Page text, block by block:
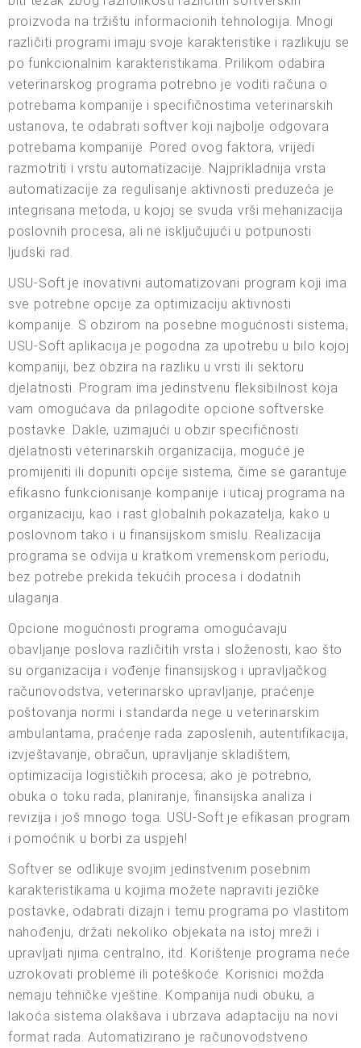
proizvoda na tržištu informacionih tehnologija. Mnogi
različiti programi imaju svoje karakteristike i razlikuju se
po funkcionalnim karakteristikama. Prilikom odabira
veterinarskog programa potrebno je voditi računa o
potrebama kompanije i specifičnostima veterinarskih
ustanova, te odabrati softver koji najbolje odgovara
potrebama kompanije. Pored ovog faktora, vrijedi
razmotriti i vrstu automatizacije. Najprikladnija vrsta
automatizacije za regulisanje aktivnosti preduzeća je
integrisana metoda, u kojoj se svuda vrši mehanizacija
poslovnih procesa, ali ne isključujući u potpunosti
ljudski rad.
USU-Soft je inovativni automatizovani program koji ima
sve potrebne opcije za optimizaciju aktivnosti
kompanije. S obzirom na posebne mogućnosti sistema,
USU-Soft aplikacija je pogodna za upotrebu u bilo kojoj
kompaniji, bez obzira na razliku u vrsti ili sektoru
djelatnosti. Program ima jedinstvenu fleksibilnost koja
vam omogućava da prilagodite opcione softverske
postavke. Dakle, uzimajući u obzir specifičnosti
djelatnosti veterinarskih organizacija, moguće je
promijeniti ili dopuniti opcije sistema, čime se garantuje
efikasno funkcionisanje kompanije i uticaj programa na
organizaciju, kao i rast globalnih pokazatelja, kako u
poslovnom tako i u finansijskom smislu. Realizacija
programa se odvija u kratkom vremenskom periodu,
bez potrebe prekida tekućih procesa i dodatnih
ulaganja.
Opcione mogućnosti programa omogućavaju
obavljanje poslova različitih vrsta i složenosti, kao što
su organizacija i vođenje finansijskog i upravljačkog
računovodstva, veterinarsko upravljanje, praćenje
poštovanja normi i standarda nege u veterinarskim
ambulantama, praćenje rada zaposlenih, autentifikacija,
izvještavanje, obračun, upravljanje skladištem,
optimizacija logističkih procesa; ako je potrebno,
obuka o toku rada, planiranje, finansijska analiza i
revizija i još mnogo toga. USU-Soft je efikasan program
i pomoćnik u borbi za uspjeh!
Softver se odlikuje svojim jedinstvenim posebnim
karakteristikama u kojima možete napraviti jezičke
postavke, odabrati dizajn i temu programa po vlastitom
nahođenju, držati nekoliko objekata na istoj mreži i
upravljati njima centralno, itd. Korištenje programa neće
uzrokovati probleme ili poteškoće. Korisnici možda
nemaju tehničke vještine. Kompanija nudi obuku, a
lakoća sistema olakšava i ubrzava adaptaciju na novi
format rada. Automatizirano je računovodstveno